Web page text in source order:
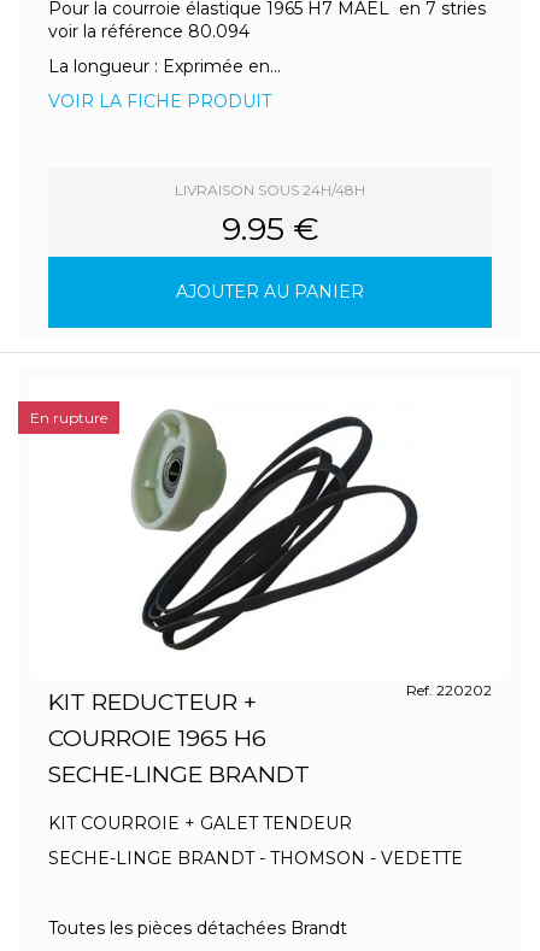
Pour la courroie élastique 1965 H7 MAEL en 7 stries
voir la référence 80.094
La longueur : Exprimée en...
VOIR LA FICHE PRODUIT
LIVRAISON SOUS 24H/48H
9.95 €
AJOUTER AU PANIER
KIT REDUCTEUR +
COURROIE 1965 H6
SECHE-LINGE BRANDT
Ref. 220202
KIT COURROIE + GALET TENDEUR
SECHE-LINGE BRANDT - THOMSON - VEDETTE
Toutes les pièces détachées Brandt
En rupture